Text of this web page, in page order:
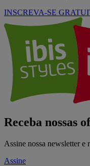
INSCREVA-SE
Receba nossas
Assine nossa newsletter e
Assine